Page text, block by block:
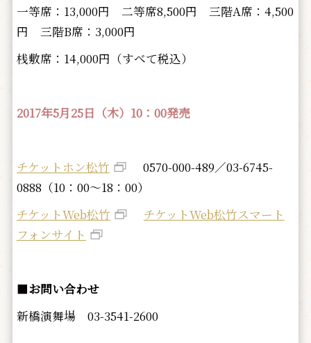
一等席：13,000円 二等席8,500円 三階A席：4,500
円 三階B席：3,000円
桟敷席：14,000円（すべて税込）
2017年5月25日（木）10：00発売
チケットホン松竹
0570-000-489／03-6745-
0888（10：00～18：00）
チケットWeb松竹
チケットWeb松竹スマート
フォンサイト
■お問い合わせ
新橋演舞場 03-3541-2600